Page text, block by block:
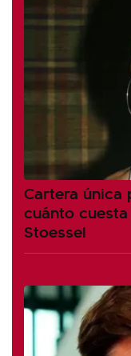
Cartera única
cuánto
Stoessel